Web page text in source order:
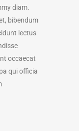
diam.
bibendum
lectus
occaecat
qui officia